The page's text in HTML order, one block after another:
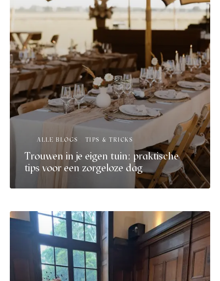
ALLE BLOGS TIPS & TRICKS
Trouwen in je eigen tuin: praktische
tips voor een zorgeloze dag